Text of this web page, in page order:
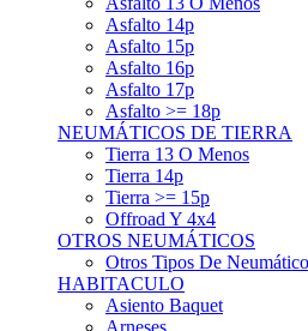
Asfalto 15p
Asfalto 16p
Asfalto 17p
Asfalto >= 18p
NEUMÁTICOS DE TIERRA
Tierra 13 O Menos
Tierra 14p
Tierra >= 15p
Offroad Y 4x4
OTROS NEUMÁTICOS
Otros Tipos De Neumáticos
HABITACULO
Asiento Baquet
Arneses
Volantes